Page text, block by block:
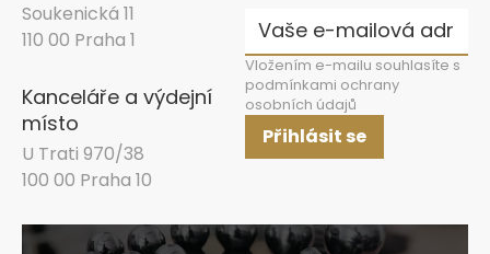
Soukenická 11
110 00 Praha 1
Kanceláře a výdejní
místo
U Trati 970/38
100 00 Praha 10
Vložením e-mailu souhlasíte s
podmínkami ochrany
osobních údajů
Přihlásit se